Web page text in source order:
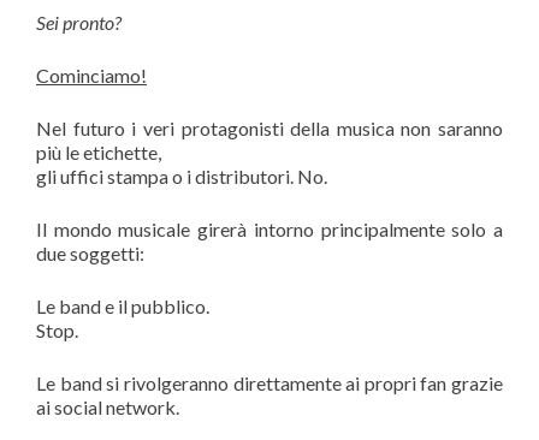
Sei pronto?
Cominciamo!
Nel futuro i veri protagonisti della musica non saranno
più le etichette,
gli uffici stampa o i distributori. No.
Il mondo musicale girerà intorno principalmente solo a
due soggetti:
Le band e il pubblico.
Stop.
Le band si rivolgeranno direttamente ai propri fan grazie
ai social network.